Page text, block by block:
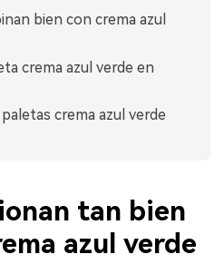
bien con crema azul
crema azul verde en
crema azul verde
tan bien
azul verde